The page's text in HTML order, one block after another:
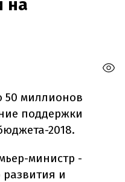
на
50 миллионов
поддержки
2018.
министр -
и